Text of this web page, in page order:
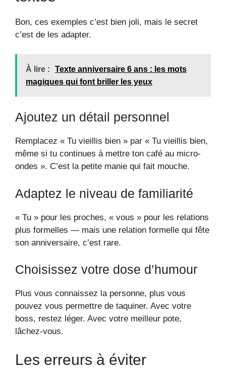
Bon, ces exemples c’est bien joli, mais le secret
c’est de les adapter.
À lire :
Texte anniversaire 6 ans : les mots
magiques qui font briller les yeux
Ajoutez un détail personnel
Remplacez « Tu vieillis bien » par « Tu vieillis bien,
même si tu continues à mettre ton café au micro-
ondes ». C’est la petite manie qui fait mouche.
Adaptez le niveau de familiarité
« Tu » pour les proches, « vous » pour les relations
plus formelles — mais une relation formelle qui fête
son anniversaire, c’est rare.
Choisissez votre dose d’humour
Plus vous connaissez la personne, plus vous
pouvez vous permettre de taquiner. Avec votre
boss, restez léger. Avec votre meilleur pote,
lâchez-vous.
Les erreurs à éviter